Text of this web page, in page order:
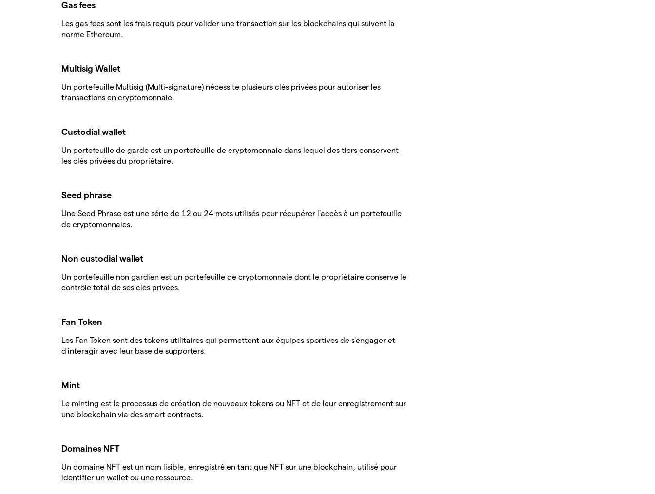
Gas fees
Les gas fees sont les frais requis pour valider une transaction sur les blockchains qui suivent la
norme Ethereum.
Multisig Wallet
Un portefeuille Multisig (Multi-signature) nécessite plusieurs clés privées pour autoriser les
transactions en cryptomonnaie.
Custodial wallet
Un portefeuille de garde est un portefeuille de cryptomonnaie dans lequel des tiers conservent
les clés privées du propriétaire.
Seed phrase
Une Seed Phrase est une série de 12 ou 24 mots utilisés pour récupérer l'accès à un portefeuille
de cryptomonnaies.
Non custodial wallet
Un portefeuille non gardien est un portefeuille de cryptomonnaie dont le propriétaire conserve le
contrôle total de ses clés privées.
Fan Token
Les Fan Token sont des tokens utilitaires qui permettent aux équipes sportives de s'engager et
d'interagir avec leur base de supporters.
Mint
Le minting est le processus de création de nouveaux tokens ou NFT et de leur enregistrement sur
une blockchain via des smart contracts.
Domaines NFT
Un domaine NFT est un nom lisible, enregistré en tant que NFT sur une blockchain, utilisé pour
identifier un wallet ou une ressource.